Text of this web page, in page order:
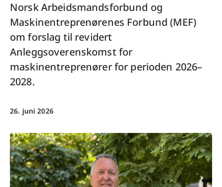
Norsk Arbeidsmandsforbund og
Maskinentreprenørenes Forbund (MEF)
om forslag til revidert
Anleggsoverenskomst for
maskinentreprenører for perioden 2026–
2028.
26. juni 2026